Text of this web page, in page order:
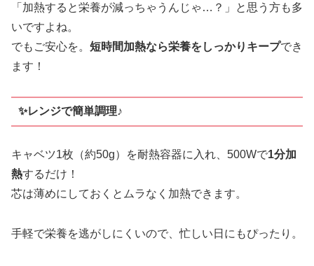
「加熱すると栄養が減っちゃうんじゃ…？」と思う方も多
いですよね。
でもご安心を。 短時間加熱なら栄養をしっかりキープでき
ます！
✨レンジで簡単調理♪
キャベツ1枚（約50g）を耐熱容器に入れ、500Wで1分加
熱するだけ！
芯は薄めにしておくとムラなく加熱できます。
手軽で栄養を逃がしにくいので、忙しい日にもぴったり。